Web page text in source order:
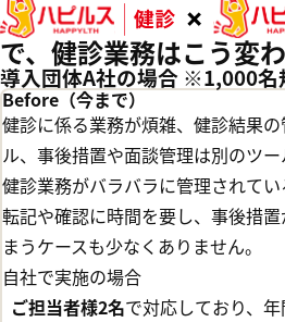
で、健診業務はこう変
導入団体A社の場合 ※1,000名
Before（今まで）
健診に係る業務が煩雑、健診結果
ル、事後措置や面談管理は別のツー
健診業務がバラバラに管理されて
転記や確認に時間を要し、事後措
まうケースも少なくありません。
自社で実施の場合
ご担当者様2名で対応しており、